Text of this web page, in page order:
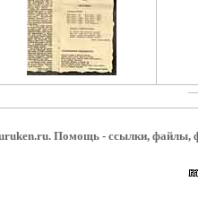
Помощь - ссылки, файлы,